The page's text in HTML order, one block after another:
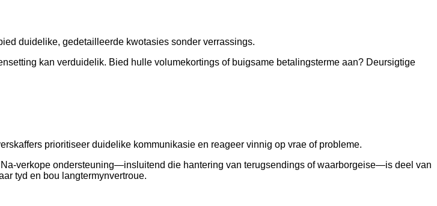
duidelike, gedetailleerde kwotasies sonder verrassings.
kan verduidelik. Bied hulle volumekortings of buigsame betalingsterme aan? Deursigtige
prioritiseer duidelike kommunikasie en reageer vinnig op vrae of probleme.
verkope ondersteuning—insluitend die hantering van terugsendings of waarborgeise—is deel van
tyd en bou langtermynvertroue.